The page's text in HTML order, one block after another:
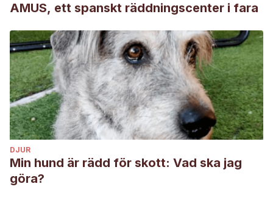
AMUS, ett spanskt räddningscenter i fara
DJUR
Min hund är rädd för skott: Vad ska jag
göra?